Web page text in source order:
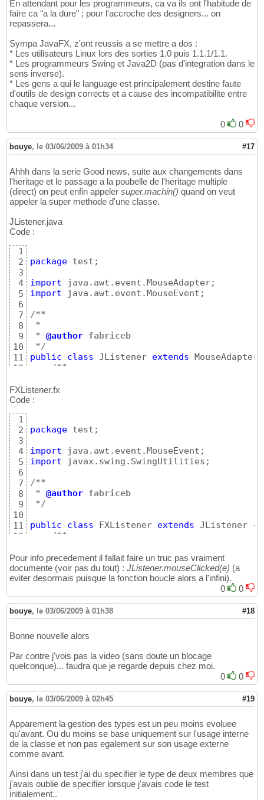
En attendant pour les programmeurs, ca va ils ont l'habitude de
faire ca "a la dure" ; pour l'accroche des designers... on
repassera...
Sympa JavaFX, z'ont reussis a se mettre a dos :
* Les utilisateurs Linux lors des sorties 1.0 puis 1.1.1/1.1.
* Les programmeurs Swing et Java2D (pas d'integration dans le
sens inverse).
* Les gens a qui le language est principalement destine faute
d'outils de design corrects et a cause des incompatibilite entre
chaque version...
0 0
bouye, le 03/06/2009 à 01h34 #17
Ahhh dans la serie Good news, suite aux changements dans
l'heritage et le passage a la poubelle de l'heritage multiple
(direct) on peut enfin appeler super.machin() quand on veut
appeler la super methode d'une classe.
JListener.java
Code :
1
2
3
4
5
6
7
8
9
10
11
12
14
15
17
18
19
package test;
import
import java.awt.event.MouseEvent;
/**
*
* @author fabriceb
*/
public
class JListener extends MouseAdapter
/**
*/
}
FXListener.fx
Code :
1
2
3
4
5
6
7
8
9
10
11
12
14
15
16
18
19
20
21
22
23
24
package test;
import
import javax.swing.SwingUtilities;
/**
* @author fabriceb
*/
public
class FXListener extends JListener {
/**
*/
public override function mouseClicked
if (
"FXListener:
}
else if
            println
("Trying to call
}
}
}
Pour info precedement il fallait faire un truc pas vraiment
documente (voir pas du tout) : JListener.mouseClicked(e) (a
eviter desormais puisque la fonction boucle alors a l'infini).
0
0
bouye, le 03/06/2009 à 01h38 #18
Bonne nouvelle alors
Par contre j'vois pas la video (sans doute un blocage
quelconque)... faudra que je regarde depuis chez moi.
0
0
bouye, le 03/06/2009 à 02h45 #19
Apparement la gestion des types est un peu moins evoluee
qu'avant. Ou du moins se base uniquement sur l'usage interne
de la classe et non pas egalement sur son usage externe
comme avant.
Ainsi dans un test j'ai du specifier le type de deux membres que
j'avais oublie de specifier lorsque j'avais code le test
initialement..